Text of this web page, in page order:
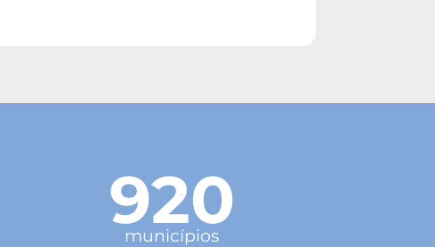
920
municípios